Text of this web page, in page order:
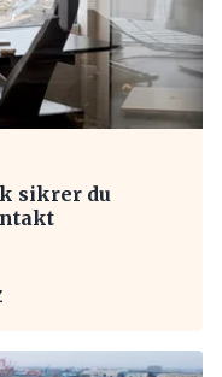
sikrer du